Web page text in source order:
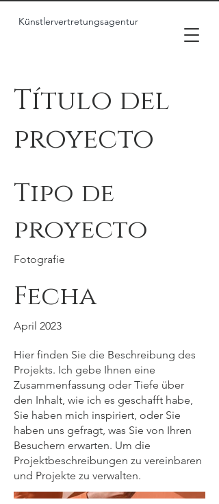
Künstlervertretungsagentur
Título del
proyecto
Tipo de
proyecto
Fotografie
Fecha
April 2023
Hier finden Sie die Beschreibung des
Projekts. Ich gebe Ihnen eine
Zusammenfassung oder Tiefe über
den Inhalt, wie ich es geschafft habe,
Sie haben mich inspiriert, oder Sie
haben uns gefragt, was Sie von Ihren
Besuchern erwarten. Um die
Projektbeschreibungen zu vereinbaren
und Projekte zu verwalten.